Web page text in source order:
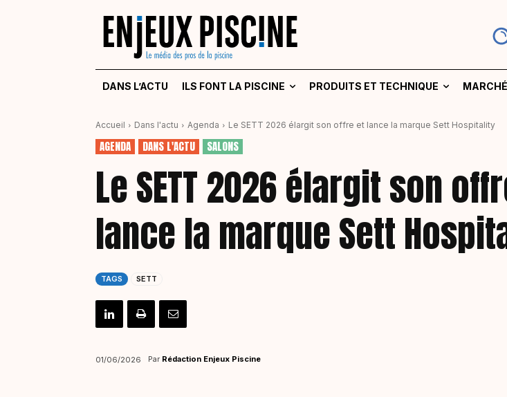
DANS L’ACTU ILS FONT LA PISCINE PRODUITS ET TECHNIQUE
Accueil Dans l'actu Agenda Le SETT 2026 élargit son offre et lance la marque Sett Hospitality
AGENDA DANS L'ACTU SALONS
Le SETT 2026 élargit son
lance la marque Sett
TAGS SETT
01/06/2026 Par Rédaction Enjeux Piscine